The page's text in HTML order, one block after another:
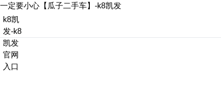
一定要小心【瓜子二手车】-k8凯发
k8凯
发-k8
凯发
官网
入口